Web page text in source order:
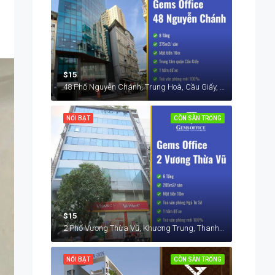
$15
48 Phố Nguyễn Chánh, Trung Hoà, Cầu Giấy, Hà Nội, Việt Nam
CÒN SÀN TRỐNG
NỔI BẬT
$15
CÒN SÀN TRỐNG
NỔI BẬT